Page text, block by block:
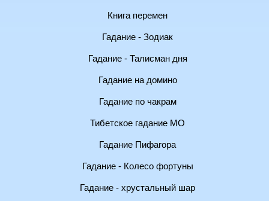
Книга перемен
Гадание - Зодиак
Гадание - Талисман дня
Гадание на домино
Гадание по чакрам
Тибетское гадание МО
Гадание Пифагора
Гадание - Колесо фортуны
Гадание - хрустальный шар